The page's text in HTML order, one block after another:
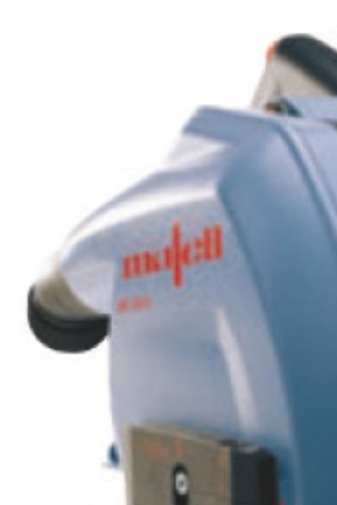
330 х 2,2/3,2 х 30 мм, 24 зуба, WZ
330 х 2,2/3,6 х 30 мм, 40 зубьев, WZ
чистовой пропил, для древесины
Пильный диск-HM
330 x 2,2/2,6 x 30 mm, 54 зубьев, WZ/FA,
для сэндвич-панелей с металлическим
слоем или покрытием